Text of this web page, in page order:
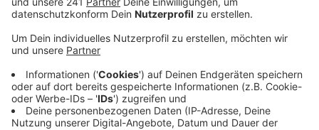
Mischlingshund haben.
Anzeige
Die haben sie offenbar während der Corona-Zeit